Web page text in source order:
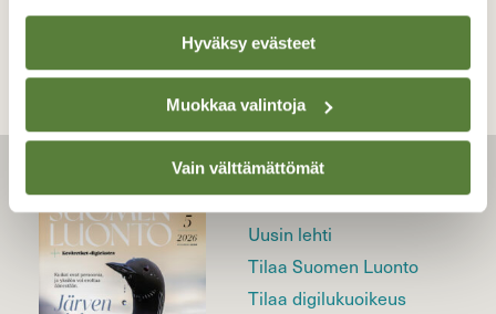
Hyväksy evästeet
Muokkaa valintoja
Vain välttämättömät
LEHTI
Uusin lehti
Tilaa Suomen Luonto
Tilaa digilukuoikeus